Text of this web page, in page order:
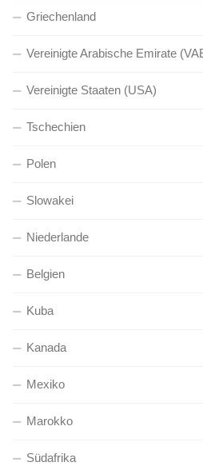
Griechenland
Vereinigte Arabische Emirate
Vereinigte Staaten (USA)
Tschechien
Polen
Slowakei
Niederlande
Belgien
Kuba
Kanada
Mexiko
Marokko
Südafrika